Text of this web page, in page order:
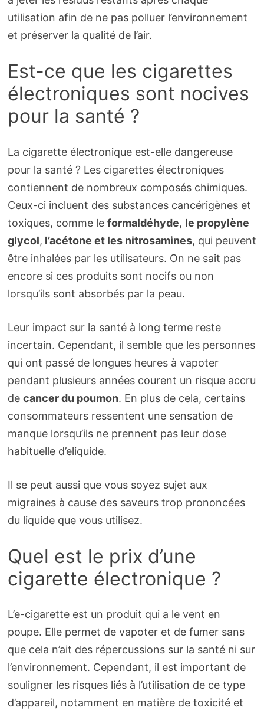
utilisation afin de ne pas polluer l’environnement
et préserver la qualité de l’air.
Est-ce que les cigarettes
électroniques sont nocives
pour la santé ?
La cigarette électronique est-elle dangereuse
pour la santé ? Les cigarettes électroniques
contiennent de nombreux composés chimiques.
Ceux-ci incluent des substances cancérigènes et
toxiques, comme le formaldéhyde, le propylène
glycol, l’acétone et les nitrosamines, qui peuvent
être inhalées par les utilisateurs. On ne sait pas
encore si ces produits sont nocifs ou non
lorsqu’ils sont absorbés par la peau.
Leur impact sur la santé à long terme reste
incertain. Cependant, il semble que les personnes
qui ont passé de longues heures à vapoter
pendant plusieurs années courent un risque accru
de cancer du poumon. En plus de cela, certains
consommateurs ressentent une sensation de
manque lorsqu’ils ne prennent pas leur dose
habituelle d’eliquide.
Il se peut aussi que vous soyez sujet aux
migraines à cause des saveurs trop prononcées
du liquide que vous utilisez.
Quel est le prix d’une
cigarette électronique ?
L’e-cigarette est un produit qui a le vent en
poupe. Elle permet de vapoter et de fumer sans
que cela n’ait des répercussions sur la santé ni sur
l’environnement. Cependant, il est important de
souligner les risques liés à l’utilisation de ce type
d’appareil, notamment en matière de toxicité et